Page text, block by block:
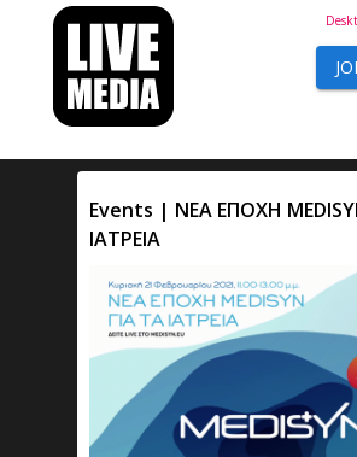
Events | NEA ΕΠΟΧΗ
ΙΑΤΡΕΙΑ